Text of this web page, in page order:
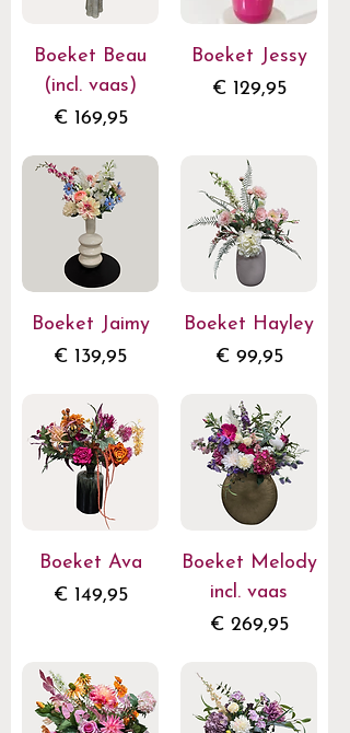
Boeket Beau
(incl. vaas)
Prijs
€ 169,95
Boeket Jessy
Prijs
€ 129,95
Boeket Jaimy
Prijs
€ 139,95
Boeket Hayley
Prijs
€ 99,95
Boeket Ava
Prijs
€ 149,95
Boeket Melody
incl. vaas
Prijs
€ 269,95